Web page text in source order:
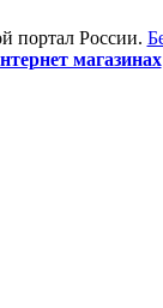
портал России.
магазинах